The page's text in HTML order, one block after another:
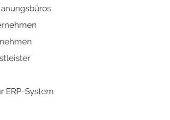
gsbüros
ERP-System